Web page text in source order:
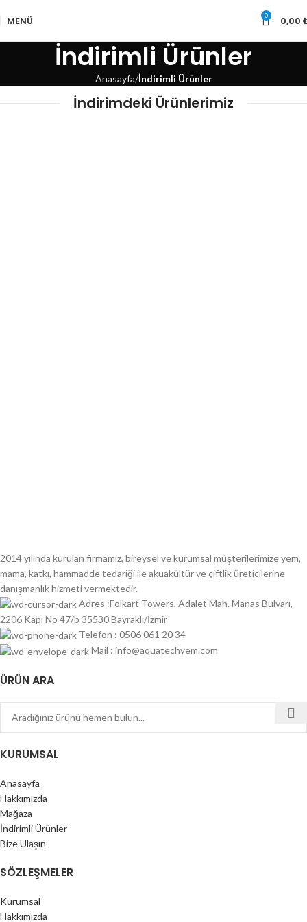
MENÜ 0 0,00
İndirimli Ürünler
Anasayfa İndirimli Ürünler
İndirimdeki Ürünlerimiz
2014 yılında kurulan firmamız, bireysel ve kurumsal müşterilerimize yem,
mama, katkı, hammadde tedariği ile akuakültür ve çiftlik üreticilerine
danışmanlık hizmeti vermektedir.
Adres :Folkart Towers, Adalet Mah. Manas Bulvarı,
2206 Kapı No 47/b 35530 Bayraklı/İzmir
Telefon : 0506 061 20 34
Mail : info@aquatechyem.com
ÜRÜN ARA
KURUMSAL
Anasayfa
Hakkımızda
Mağaza
İndirimli Ürünler
Bize Ulaşın
SÖZLEŞMELER
Kurumsal
Hakkımızda